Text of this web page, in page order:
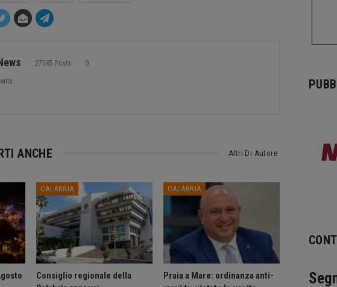
27585 Posts 0
ANCHE Altri Di Autore
CALABRIA
Consiglio regionale della
CALABRIA
Praia a Mare: ordinanza anti-